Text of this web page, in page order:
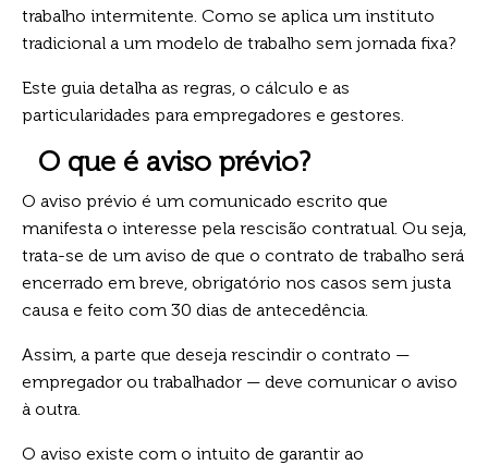
trabalho intermitente. Como se aplica um instituto
tradicional a um modelo de trabalho sem jornada fixa?
Este guia detalha as regras, o cálculo e as
particularidades para empregadores e gestores.
O que é aviso prévio?
O aviso prévio é um comunicado escrito que
manifesta o interesse pela rescisão contratual. Ou seja,
trata-se de um aviso de que o contrato de trabalho será
encerrado em breve, obrigatório nos casos sem justa
causa e feito com 30 dias de antecedência.
Assim, a parte que deseja rescindir o contrato —
empregador ou trabalhador — deve comunicar o aviso
à outra.
O aviso existe com o intuito de garantir ao